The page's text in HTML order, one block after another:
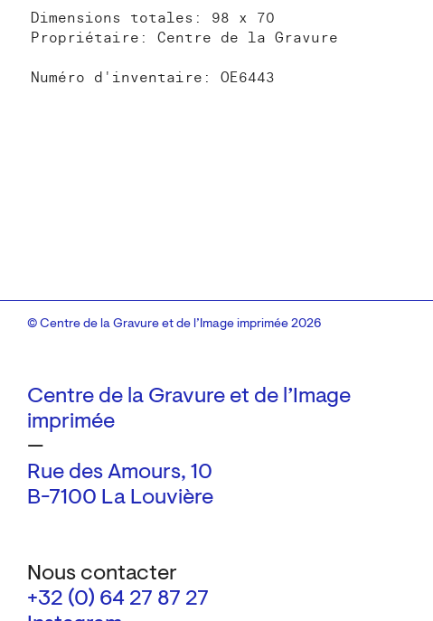
Dimensions totales: 98 x 70
Propriétaire: Centre de la Gravure
Numéro d'inventaire: OE6443
Centre de la Gravure et de l’Image
imprimée
—
Rue des Amours, 10
B-7100 La Louvière
Nous contacter
+32 (0) 64 27 87 27
© Centre de la Gravure et de l’Image imprimée 2026